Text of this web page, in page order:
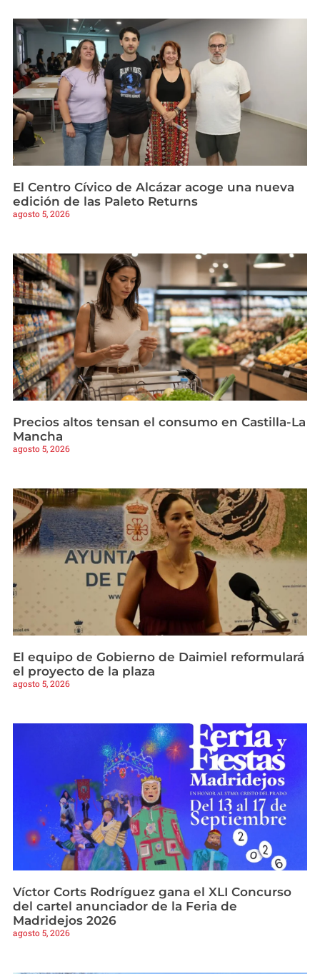
El Centro Cívico de Alcázar acoge una nueva
edición de las Paleto Returns
agosto 5, 2026
Precios altos tensan el consumo en Castilla-La
Mancha
agosto 5, 2026
El equipo de Gobierno de Daimiel reformulará
el proyecto de la plaza
agosto 5, 2026
Víctor Corts Rodríguez gana el XLI Concurso
del cartel anunciador de la Feria de
Madridejos 2026
agosto 5, 2026